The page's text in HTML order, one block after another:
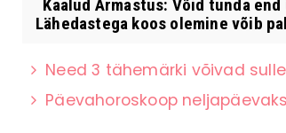
Kaalud Armastus: Võid tunda
Lähedastega koos olemine võib
Need 3 tähemärki võivad
Päevahoroskoop